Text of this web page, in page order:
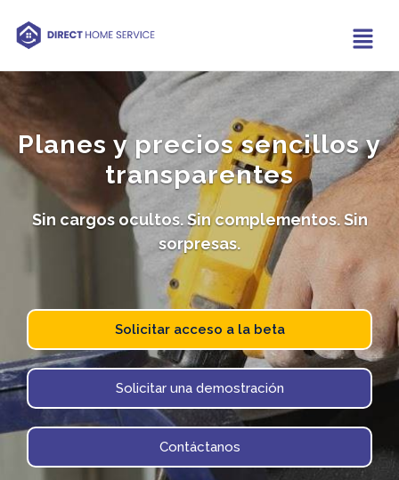
Planes y precios sencillos y
transparentes
Sin cargos ocultos. Sin complementos. Sin
sorpresas.
Solicitar acceso a la beta
Solicitar una demostración
Contáctanos